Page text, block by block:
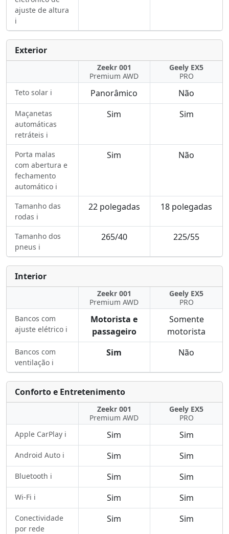
ajuste de altura
ℹ️
Exterior
Zeekr 001
Premium AWD
Geely EX5
PRO
Teto solar ℹ️
Panorâmico Não
Maçanetas
automáticas
retráteis ℹ️
Sim Sim
Porta malas
com abertura e
fechamento
automático ℹ️
Sim Não
Tamanho das
rodas ℹ️
22 polegadas 18 polegadas
Tamanho dos
pneus ℹ️
265/40 225/55
Interior
Zeekr 001
Premium AWD
Geely EX5
PRO
Bancos com
ajuste elétrico ℹ️
Motorista e
passageiro
Somente
motorista
Bancos com
ventilação ℹ️
Sim Não
Conforto e Entretenimento
Zeekr 001
Premium AWD
Geely EX5
PRO
Apple CarPlay ℹ️
Sim Sim
Android Auto ℹ️ Sim Sim
Bluetooth ℹ️ Sim Sim
Wi-Fi ℹ️ Sim Sim
Conectividade
por rede
Sim Sim